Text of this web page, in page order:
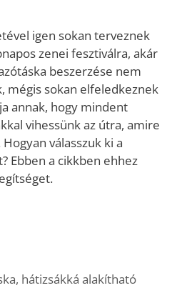
igen sokan terveznek
zenei fesztiválra, akár
beszerzése nem
mégis sokan elfeledkeznek
annak, hogy mindent
vihessünk az útra, amire
válasszuk ki a
Ebben a cikkben ehhez
, hátizsákká alakítható